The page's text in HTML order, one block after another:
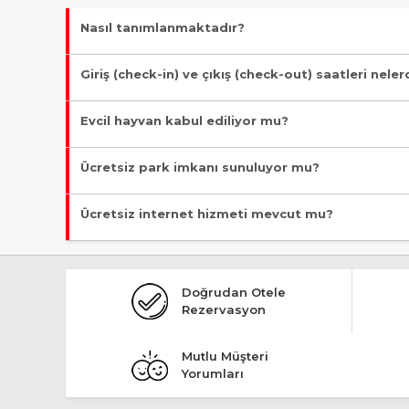
Nasıl tanımlanmaktadır?
Tesis Apart Otel statüsündedir. Öne çıkan özellikleri "Denize
Giriş (check-in) ve çıkış (check-out) saatleri
Giriş en erken 14:00, çıkış en geç 12:00 saatindedir.
Evcil hayvan kabul ediliyor mu?
Malesef, evcil hayvan kabul edilmiyor!
Ücretsiz park imkanı sunuluyor mu?
Evet, ücretsiz park imkanı mevcut.
Ücretsiz internet hizmeti mevcut mu?
Evet, ücretsiz internet hizmeti sunuluyor.
Doğrudan Otele
Rezervasyon
Mutlu Müşteri
Yorumları